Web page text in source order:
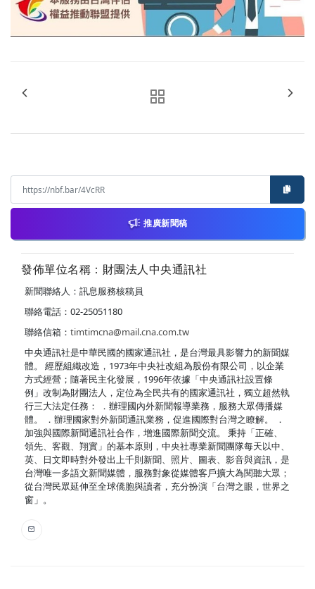
推廣新聞稿
發佈單位名稱：財團法人中央通訊社
新聞聯絡人：訊息服務核稿員
聯絡電話：02-25051180
聯絡信箱： timtimcna@mail.cna.com.tw
中央通訊社是中華民國的國家通訊社，是台灣最具影響力的新聞媒
體。 經歷組織改造，1973年中央社改組為股份有限公司，以企業
方式經營；隨著民主化發展，1996年依據「中央通訊社設置條
例」改制為財團法人，定位為全民共有的國家通訊社，獨立超然執
行三大法定任務： ．辦理國內外新聞報導業務，服務大眾傳播媒
體。 ．辦理國家對外新聞通訊業務，促進國際對台灣之瞭解。 ．
加強與國際新聞通訊社合作，增進國際新聞交流。 秉持「正確、
領先、客觀、翔實」的基本原則，中央社專業新聞團隊每天以中、
英、日文即時對外發出上千則新聞、照片、圖表、影音與資訊，是
台灣唯一多語文新聞媒體，服務對象從媒體客戶擴大為閱聽大眾；
從台灣民眾延伸至全球僑胞與讀者，充分扮演「台灣之眼，世界之
窗」。